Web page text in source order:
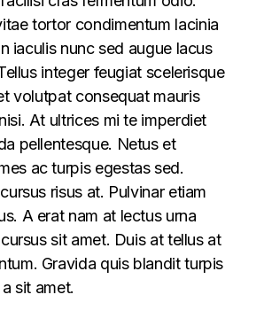
tortor condimentum lacinia
iaculis nunc sed augue lacus
integer feugiat scelerisque
volutpat consequat mauris
At ultrices mi te imperdiet
pellentesque. Netus et
ac turpis egestas sed.
risus at. Pulvinar etiam
A erat nam at lectus urna
sit amet. Duis at tellus at
Gravida quis blandit turpis
sit amet.